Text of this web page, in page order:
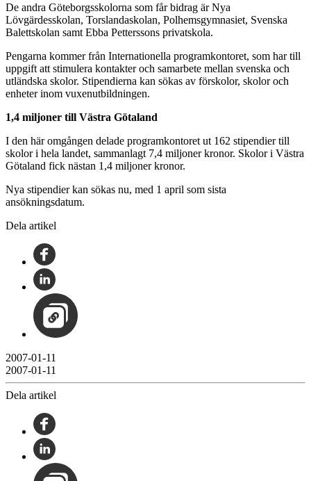
De andra Göteborgsskolorna som får bidrag är Nya
Lövgärdesskolan, Torslandaskolan, Polhemsgymnasiet, Svenska
Balettskolan samt Ebba Petterssons privatskola.
Pengarna kommer från Internationella programkontoret, som har till
uppgift att stimulera kontakter och samarbete mellan svenska och
utländska skolor. Stipendierna kan sökas av förskolor, skolor och
enheter inom vuxenutbildningen.
1,4 miljoner till Västra Götaland
I den här omgången delade programkontoret ut 162 stipendier till
skolor i hela landet, sammanlagt 7,4 miljoner kronor. Skolor i Västra
Götaland fick nästan 1,4 miljoner kronor.
Nya stipendier kan sökas nu, med 1 april som sista
ansökningsdatum.
Dela artikel
2007-01-11
2007-01-11
Dela artikel